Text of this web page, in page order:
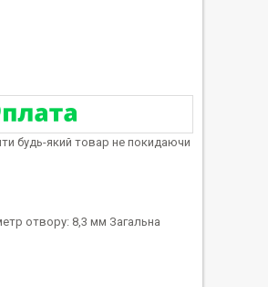
будь-який товар не покидаючи
отвору: 8,3 мм Загальна